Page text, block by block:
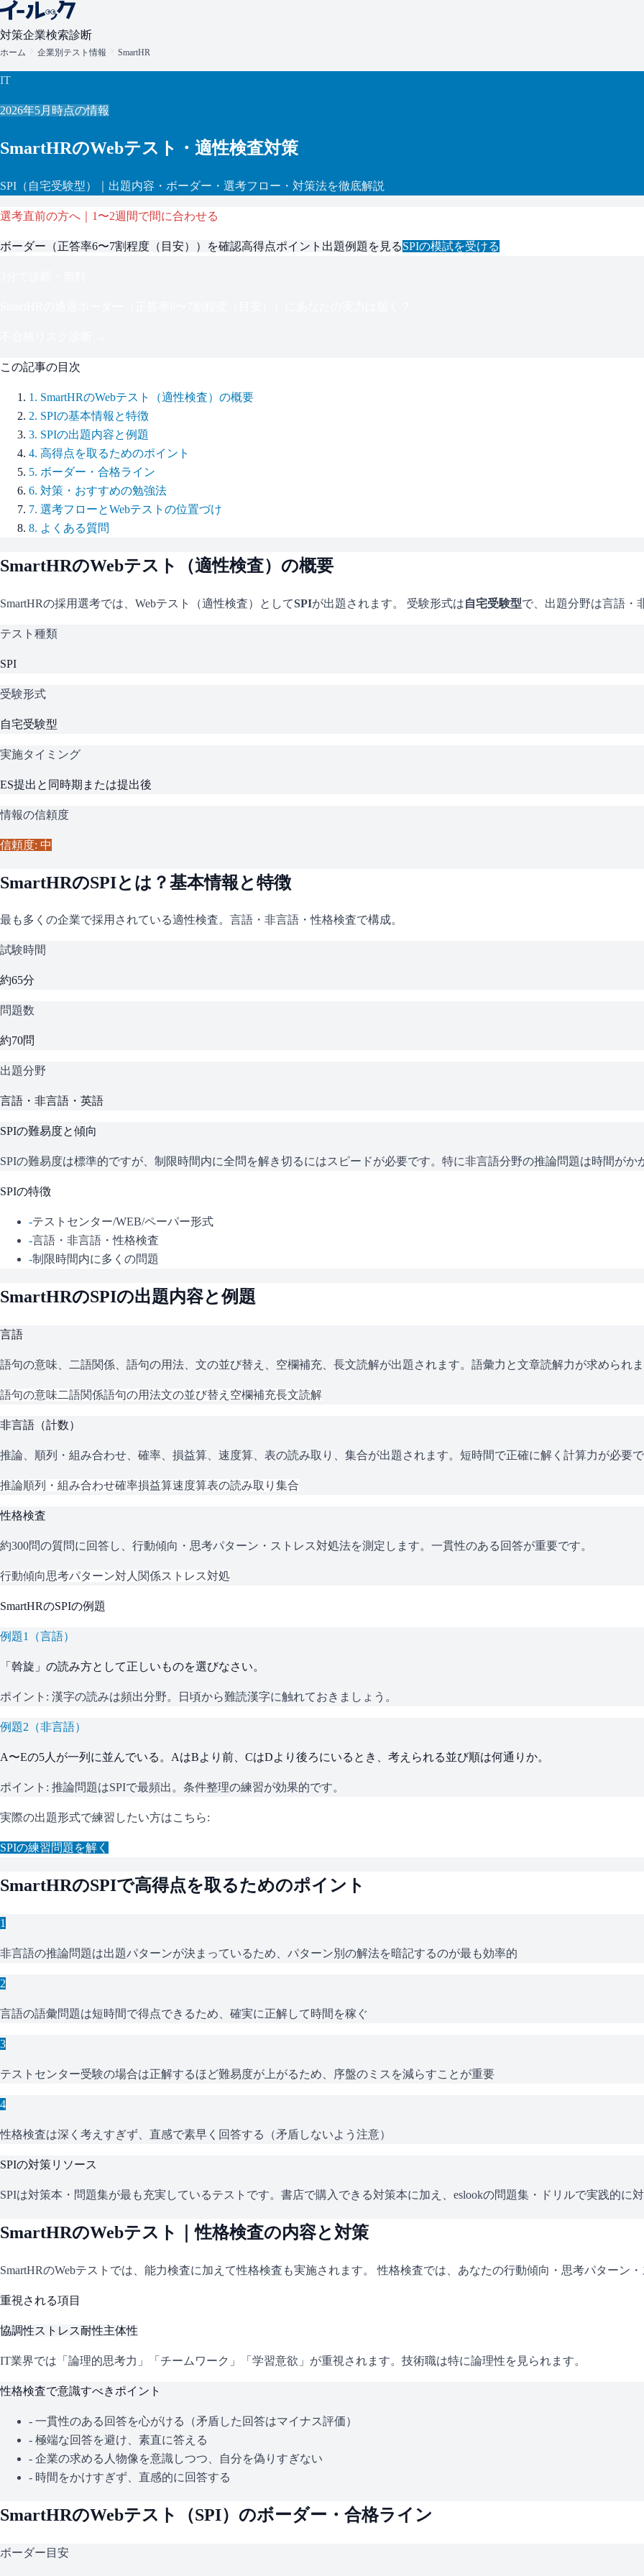
対策企業検索診断
ホーム 企業別テスト情報 SmartHR
IT
2026年5月 時点の情報
SmartHRのWebテスト・適性検査対策
SPI （自宅受験型） ｜出題内容・ボーダー・選考フロー・対策法を徹底解説
選考直前の方へ｜1〜2週間で間に合わせる
ボーダー（正答率6〜7割程度（目安） ）を確認高得点ポイント 出題例題を見るSPIの模試を受ける
この記事の目次
1 . SmartHRのWebテスト（適性検査）の概要
2. SPIの基本情報と特徴
3. SPIの出題内容と例題
4. 高得点を取るためのポイント
5. ボーダー・合格ライン
6. 対策・おすすめの勉強法
7. 選考フローとWebテストの位置づけ
8. よくある質問
SmartHRのWebテスト（適性検査）の概要
SmartHRの採用選考では、Webテスト（適性検査）としてSPIが出題されます。 受験形式は自宅受験型で、 出題分野は言語・
テスト種類
SPI
受験形式
自宅受験型
実施タイミング
ES提出と同時期または提出後
情報の信頼度
信頼度: 中
SmartHRのSPIとは？基本情報と特徴
最も多くの企業で採用されている適性検査。言語・非言語・性格検査で構成。
試験時間
約65分
問題数
約70問
出題分野
言語・非言語・英語
SPIの難易度と傾向
SPIの難易度は標準的ですが、制限時間内に全問を解き切るにはスピードが必要です。特に非言語分野の推論問題は時間が
SPIの特徴
-テストセンター/WEB/ペーパー形式
-言語・非言語・性格検査
-制限時間内に多くの問題
SmartHRのSPIの出題内容と例題
言語
語句の意味、二語関係、語句の用法、文の並び替え、空欄補充、長文読解が出題されます。語彙力と文章読解力が求められま
語句の意味二語関係語句の用法文の並び替え 空欄補充長文読解
非言語（計数）
推論、順列・組み合わせ、確率、損益算、速度算、表の読み取り、集合が出題されます。短時間で正確に解く計算力が必要で
推論順列・組み合わせ確率損益算速度算表の読み取り 集合
性格検査
約300問の質問に回答し、行動傾向・思考パターン・ストレス対処法を測定します。一貫性のある回答が重要です。
行動傾向思考パターン対人関係ストレス対処
SmartHRのSPIの例題
例題1 （言語）
「斡旋」の読み方として正しいものを選びなさい。
ポイント: 漢字の読みは頻出分野。日頃から難読漢字に触れておきましょう。
例題2 （非言語）
A〜Eの5人が一列に並んでいる。AはBより前、CはDより後ろにいるとき、考えられる並び順は何通りか。
ポイント: 推論問題はSPIで最頻出。条件整理の練習が効果的です。
実際の出題形式で練習したい方はこちら:
SPIの練習問題を解く
SmartHRのSPIで高得点を取るためのポイント
1
非言語の推論問題は出題パターンが決まっているため、パターン別の解法を暗記するのが最も効率的
2
言語の語彙問題は短時間で得点できるため、確実に正解して時間を稼ぐ
3
テストセンター受験の場合は正解するほど難易度が上がるため、序盤のミスを減らすことが重要
4
性格検査は深く考えすぎず、直感で素早く回答する（矛盾しないよう注意）
SPIの対策リソース
SPIは対策本・問題集が最も充実しているテストです。書店で購入できる対策本に加え、eslookの問題集・ドリルで実践的に対
SmartHRのWebテスト｜性格検査の内容と対策
SmartHRのWebテストでは、能力検査に加えて性格検査も実施されます。 性格検査では、あなたの行動傾向・思考パターン
重視される項目
協調性ストレス耐性主体性
IT業界では「論理的思考力」「チームワーク」「学習意欲」が重視されます。技術職は特に論理性を見られます。
性格検査で意識すべきポイント
- 一貫性のある回答を心がける（矛盾した回答はマイナス評価）
- 極端な回答を避け、素直に答える
- 企業の求める人物像を意識しつつ、自分を偽りすぎない
- 時間をかけすぎず、直感的に回答する
SmartHRのWebテスト（SPI）のボーダー・合格ライン
ボーダー目安